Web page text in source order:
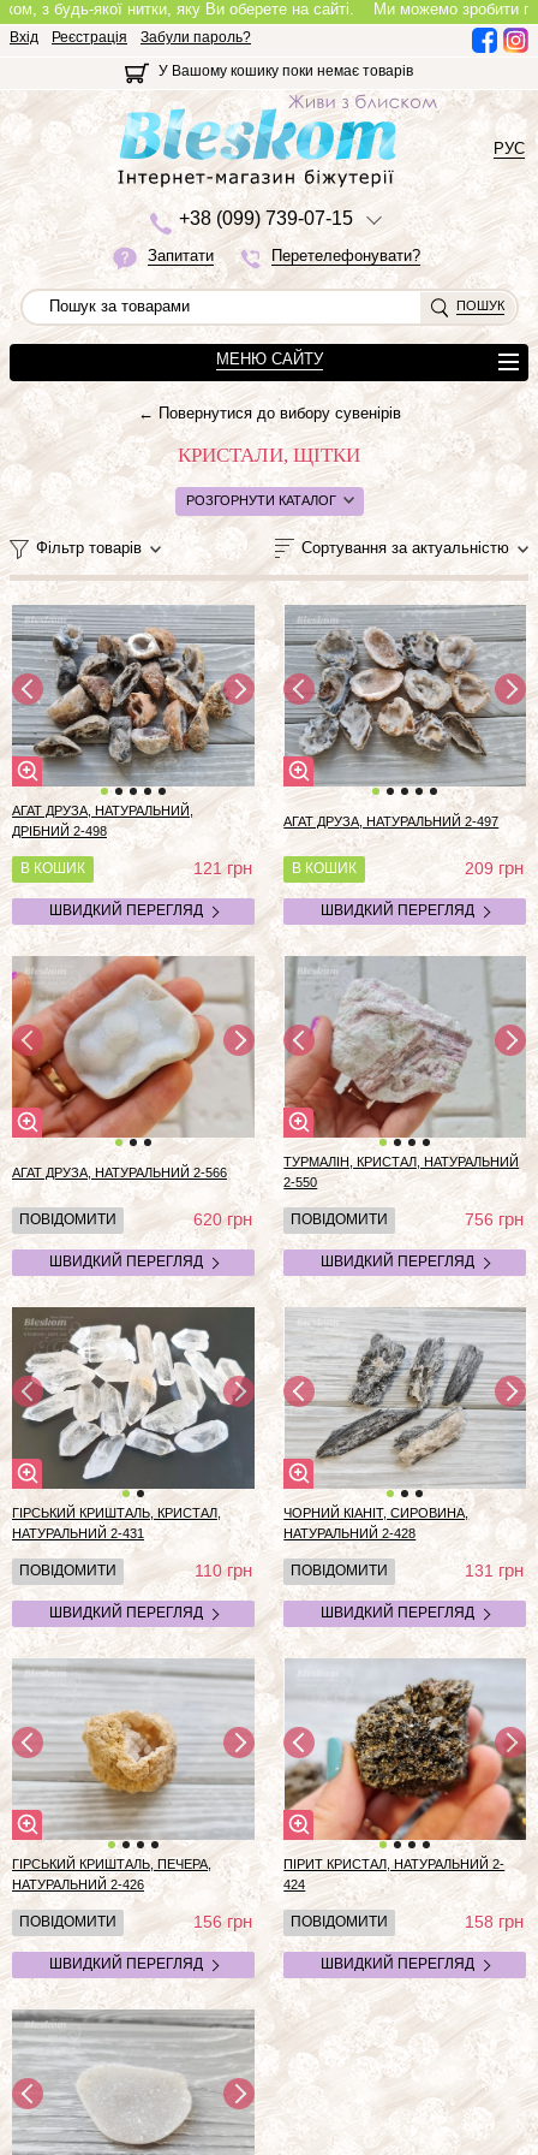
будь-якої нитки, яку Ви оберете на сайті.Ми можемо зробити
Вхід Реєстрація
Забули пароль?
У Вашому кошику поки немає товарів
+38 (099) 739-07-15
Запитати Перетелефонувати?
РУС
ПОШУК
МЕНЮ САЙТУ
← Повернутися до вибору сувенірів
КРИСТАЛИ, ЩІТКИ
РОЗГОРНУТИ КАТАЛОГ
Фільтр товарів Сортування за актуальністю
АГАТ ДРУЗА, НАТУРАЛЬНИЙ,
ДРІБНИЙ 2-498
В КОШИК 121 грн
ШВИДКИЙ ПЕРЕГЛЯД
АГАТ ДРУЗА, НАТУРАЛЬНИЙ 2-497
В КОШИК 209грн
ШВИДКИЙ ПЕРЕГЛЯД
АГАТ ДРУЗА, НАТУРАЛЬНИЙ 2-566
ПОВІДОМИТИ 620грн
ШВИДКИЙ ПЕРЕГЛЯД
ТУРМАЛІН, КРИСТАЛ, НАТУРАЛЬНИЙ
2-550
ПОВІДОМИТИ 756 грн
ШВИДКИЙ ПЕРЕГЛЯД
ГІРСЬКИЙ КРИШТАЛЬ, КРИСТАЛ,
НАТУРАЛЬНИЙ 2-431
ПОВІДОМИТИ 110грн
ШВИДКИЙ ПЕРЕГЛЯД
ЧОРНИЙ КІАНІТ, СИРОВИНА,
НАТУРАЛЬНИЙ 2-428
ПОВІДОМИТИ 131 грн
ШВИДКИЙ ПЕРЕГЛЯД
ГІРСЬКИЙ КРИШТАЛЬ, ПЕЧЕРА,
НАТУРАЛЬНИЙ 2-426
ПОВІДОМИТИ 156грн
ШВИДКИЙ ПЕРЕГЛЯД
ПІРИТ КРИСТАЛ, НАТУРАЛЬНИЙ 2-
424
ПОВІДОМИТИ 158 грн
ШВИДКИЙ ПЕРЕГЛЯД